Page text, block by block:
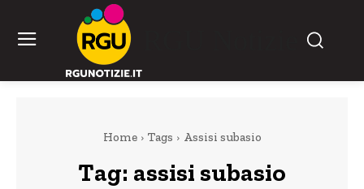
Home Tags Assisi subasio
Tag: assisi subasio